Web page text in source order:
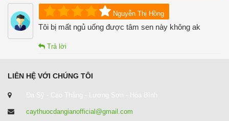
Nguyễn Thị Hồng
Tôi bị mất ngủ uống được tâm sen này không ak
Trả lời
LIÊN HỆ VỚI CHÚNG TÔI
Đa Sỹ - Cao Thắng - Lương Sơn - Hòa Bình
caythuocdangianofficial@gmail.com